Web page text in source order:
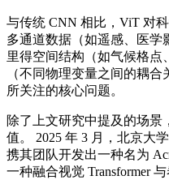
与传统 CNN 相比，ViT 对
多通道数据（如遥感、医学
里得空间结构（如气候格点
（不同物理变量之间的耦
所关注的核心问题。
除了上文研究中提及的场
值。 2025 年 3 月，北京大
携其团队开发出一种名为
一种融合视觉 Transformer